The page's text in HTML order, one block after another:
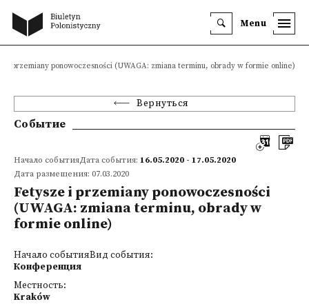
Menu
i przemiany ponowoczesności (UWAGA: zmiana terminu, obrady w formie online)
Вернуться
Событие
Начало событияДата события: 16.05.2020 - 17.05.2020
Дата размещения: 07.03.2020
Fetysze i przemiany ponowoczesności
(UWAGA: zmiana terminu, obrady w
formie online)
Начало событияВид события:
Конференция
Местность:
Kraków